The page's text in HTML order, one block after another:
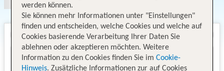
werden können.
Sie können mehr Informationen unter "Einstellungen"
finden und entscheiden, welche Cookies und welche auf
Cookies basierende Verarbeitung Ihrer Daten Sie
ablehnen oder akzeptieren möchten. Weitere
Information zu den Cookies finden Sie im Cookie-
Hinweis. Zusätzliche Informationen zur auf Cookies